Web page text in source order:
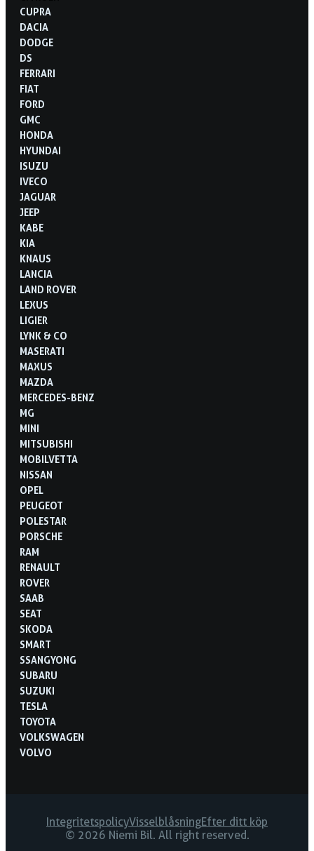
CUPRA
DACIA
DODGE
DS
FERRARI
FIAT
FORD
GMC
HONDA
HYUNDAI
ISUZU
IVECO
JAGUAR
JEEP
KABE
KIA
KNAUS
LANCIA
LAND ROVER
LEXUS
LIGIER
LYNK & CO
MASERATI
MAXUS
MAZDA
MERCEDES-BENZ
MG
MINI
MITSUBISHI
MOBILVETTA
NISSAN
OPEL
PEUGEOT
POLESTAR
PORSCHE
RAM
RENAULT
ROVER
SAAB
SEAT
SKODA
SMART
SSANGYONG
SUBARU
SUZUKI
TESLA
TOYOTA
VOLKSWAGEN
VOLVO
IntegritetspolicyVisselblåsningEfter ditt köp
© 2026 Niemi Bil. All right reserved.